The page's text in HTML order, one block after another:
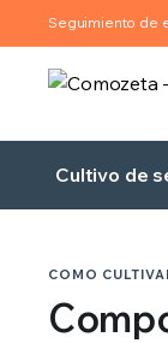
Seguimiento de
Cultivo de
COMO